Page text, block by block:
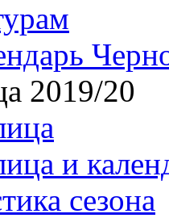
2019/20
и
сезона